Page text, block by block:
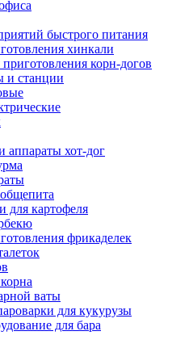
быстрого питания
хинкали
корн-догов
и станции
аппараты хот-дог
для картофеля
фрикаделек
ваты
для кукурузы
для бара